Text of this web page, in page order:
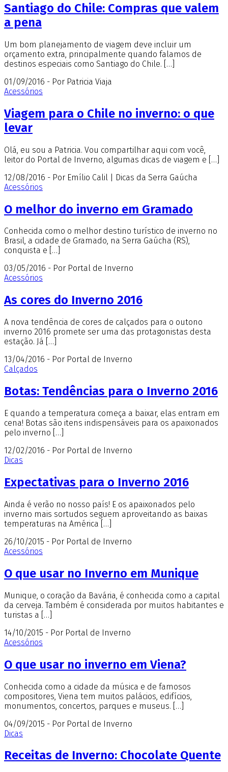
Santiago do Chile: Compras que valem
a pena
Um bom planejamento de viagem deve incluir um
orçamento extra, principalmente quando falamos de
destinos especiais como Santiago do Chile. […]
01/09/2016 - Por Patricia Viaja
Acessórios
Viagem para o Chile no inverno: o que
levar
Olá, eu sou a Patricia. Vou compartilhar aqui com você,
leitor do Portal de Inverno, algumas dicas de viagem e […]
12/08/2016 - Por Emílio Calil | Dicas da Serra Gaúcha
Acessórios
O melhor do inverno em Gramado
Conhecida como o melhor destino turístico de inverno no
Brasil, a cidade de Gramado, na Serra Gaúcha (RS),
conquista e […]
03/05/2016 - Por Portal de Inverno
Acessórios
As cores do Inverno 2016
A nova tendência de cores de calçados para o outono
inverno 2016 promete ser uma das protagonistas desta
estação. Já […]
13/04/2016 - Por Portal de Inverno
Calçados
Botas: Tendências para o Inverno 2016
E quando a temperatura começa a baixar, elas entram em
cena! Botas são itens indispensáveis para os apaixonados
pelo inverno […]
12/02/2016 - Por Portal de Inverno
Dicas
Expectativas para o Inverno 2016
Ainda é verão no nosso país! E os apaixonados pelo
inverno mais sortudos seguem aproveitando as baixas
temperaturas na América […]
26/10/2015 - Por Portal de Inverno
Acessórios
O que usar no Inverno em Munique
Munique, o coração da Bavária, é conhecida como a capital
da cerveja. Também é considerada por muitos habitantes e
turistas a […]
14/10/2015 - Por Portal de Inverno
Acessórios
O que usar no inverno em Viena?
Conhecida como a cidade da música e de famosos
compositores, Viena tem muitos palácios, edifícios,
monumentos, concertos, parques e museus. […]
04/09/2015 - Por Portal de Inverno
Dicas
Receitas de Inverno: Chocolate Quente